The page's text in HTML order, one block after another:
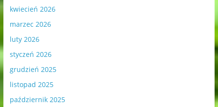
kwiecień 2026
marzec 2026
luty 2026
styczeń 2026
grudzień 2025
listopad 2025
październik 2025